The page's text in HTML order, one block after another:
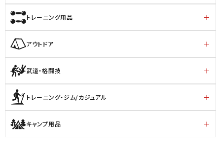
トレーニング用品
アウトドア
武道・格闘技
トレーニング・ジム/カジュアル
キャンプ用品